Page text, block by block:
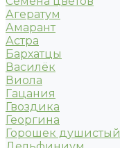
Агератум
Амарант
Астра
Бархатцы
Василёк
Виола
Гацания
Гвоздика
Георгина
Горошек душистый